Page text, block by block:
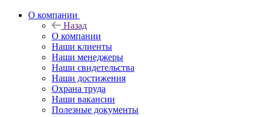
О компании
Назад
О компании
Наши клиенты
Наши менеджеры
Наши свидетельства
Наши достижения
Охрана труда
Наши вакансии
Полезные документы